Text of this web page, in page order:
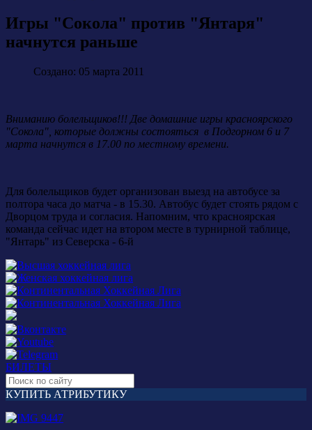
Игры "Сокола" против "Янтаря"
начнутся раньше
Создано: 05 марта 2011
Вниманию болельщиков!!! Две домашние игры красноярского
"Сокола", которые должны состояться в Подгорном 6 и 7
марта начнутся в 17.00 по местному времени.
Для болельщиков будет организован выезд на автобусе за
полтора часа до матча - в 15.30. Автобус будет стоять рядом с
Дворцом труда и согласия. Напомним, что красноярская
команда сейчас идет на втором месте в турнирной таблице,
"Янтарь" из Северска - 6-й
БИЛЕТЫ
КУПИТЬ АТРИБУТИКУ